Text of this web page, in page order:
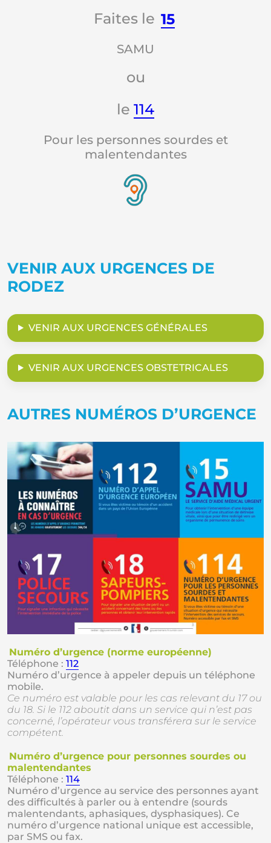
Faites le 15
SAMU
ou
le 114
Pour les personnes sourdes et
malentendantes
VENIR AUX URGENCES DE
RODEZ
VENIR AUX URGENCES GÉNÉRALES
VENIR AUX URGENCES OBSTETRICALES
AUTRES NUMÉROS D’URGENCE
Numéro d’urgence (norme européenne)
Téléphone : 112
Numéro d’urgence à appeler depuis un téléphone
mobile.
Ce numéro est valable pour les cas relevant du 17 ou
du 18. Si le 112 aboutit dans un service qui n’est pas
concerné, l’opérateur vous transférera sur le service
compétent.
Numéro d’urgence pour personnes sourdes ou
malentendantes
Téléphone : 114
Numéro d’urgence au service des personnes ayant
des difficultés à parler ou à entendre (sourds
malentendants, aphasiques, dysphasiques). Ce
numéro d’urgence national unique est accessible,
par SMS ou fax.